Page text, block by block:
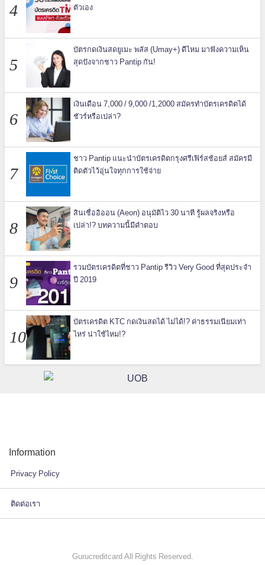
ตัวเอง
บัตรกดเงินสดยูเมะ พลัส (Umay+) ดีไหม มาฟังความเห็น
สุดปังจากชาว Pantip กัน!
เงินเดือน 7,000 / 9,000 /1,2000 สมัครทำบัตรเครดิตได้
ชัวร์หรือเปล่า?
ชาว Pantip แนะนำบัตรเครดิตกรุงศรีเฟิร์สช้อยส์ สมัครมี
ติดตัวไว้อุ่นใจทุกการใช้จ่าย
สินเชื่ออิออน (Aeon) อนุมัติไว 30 นาที รู้ผลจริงหรือ
เปล่า!? บทความนี้มีคำตอบ
รวมบัตรเครดิตที่ชาว Pantip รีวิว Very Good ที่สุดประจำ
ปี 2019
บัตรเครดิต KTC กดเงินสดได้ ไม่ได้!? ค่าธรรมเนียมเท่า
ไหร่ น่าใช้ไหม!?
Information
Privacy Policy
ติดต่อเรา
Gurucreditcard All Rights Reserved.